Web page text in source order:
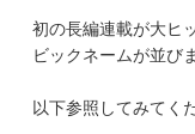
初の長編連載が大ヒ
ビックネームが並び
以下参照してみてく